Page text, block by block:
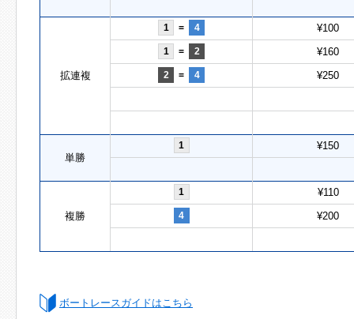
拡連複
1 = 4 ¥100
1 = 2 ¥160
2 = 4 ¥250
単勝
1 ¥150
複勝
1 ¥110
4 ¥200
ボートレースガイドはこちら